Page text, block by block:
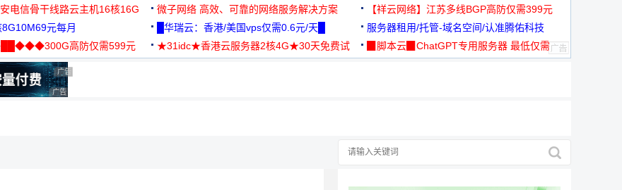
用★
电信骨干线路云主机16核16G
微子网络 高效、可靠的网络服务解决方案
【祥云网络】江苏多线BGP高防仅需399元
8G10M69元每月 █华瑞云：香港/美国vps仅需0.6元/天█
服务器租用/托管-域名空间/认准腾佑科技
██◆◆◆300G高防仅需599元
★31idc★香港云服务器2核4G★30天免费试
▉脚本云▉ChatGPT专用服务器 最低仅需
广告 商业广告，理性选择
广告 商业广告，理性选择